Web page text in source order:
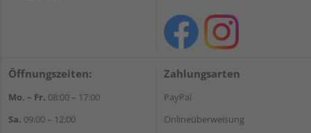
Öffnungszeiten:
Mo. – Fr. 08:00 – 17:00
Sa. 09:00 – 12:00
Zahlungsarten
PayPal
Onlineüberweisung